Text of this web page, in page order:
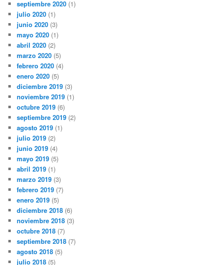
septiembre 2020 (1)
julio 2020 (1)
junio 2020 (3)
mayo 2020 (1)
abril 2020 (2)
marzo 2020 (5)
febrero 2020 (4)
enero 2020 (5)
diciembre 2019 (3)
noviembre 2019 (1)
octubre 2019 (6)
septiembre 2019 (2)
agosto 2019 (1)
julio 2019 (2)
junio 2019 (4)
mayo 2019 (5)
abril 2019 (1)
marzo 2019 (3)
febrero 2019 (7)
enero 2019 (5)
diciembre 2018 (6)
noviembre 2018 (3)
octubre 2018 (7)
septiembre 2018 (7)
agosto 2018 (5)
julio 2018 (5)